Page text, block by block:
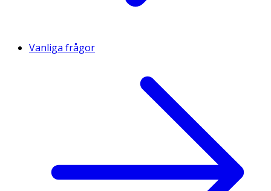
Vanliga frågor